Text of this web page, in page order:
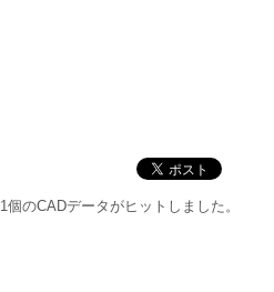
1個のCADデータがヒットしました。